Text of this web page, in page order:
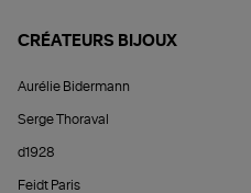
CRÉATEURS BIJOUX
Aurélie Bidermann
Serge Thoraval
d1928
Feidt Paris